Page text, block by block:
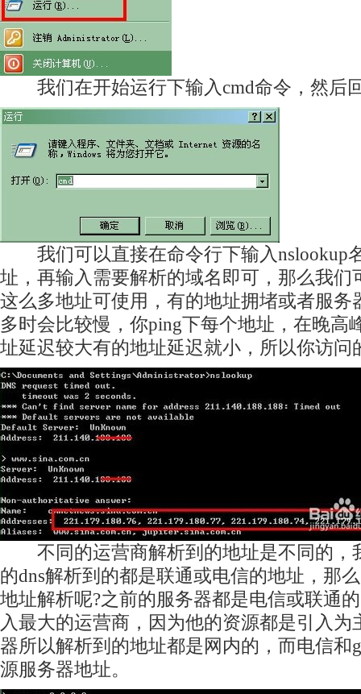
我们在开始运行下输入cmd命令，然后
我们可以直接在命令行下输入nslookup
址，再输入需要解析的域名即可，那么我们
这么多地址可使用，有的地址拥堵或者服务
多时会比较慢，你ping下每个地址，在晚高
址延迟较大有的地址延迟就小，所以你访问
不同的运营商解析到的地址是不同的，
的dns解析到的都是联通或电信的地址，那
地址解析呢?之前的服务器都是电信或联通
入最大的运营商，因为他的资源都是引入为
器所以解析到的地址都是网内的，而电信和
源服务器地址。